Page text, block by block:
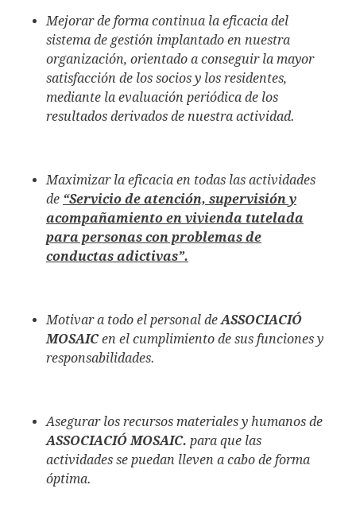
Mejorar de forma continua la eficacia del
sistema de gestión implantado en nuestra
organización, orientado a conseguir la mayor
satisfacción de los socios y los residentes,
mediante la evaluación periódica de los
resultados derivados de nuestra actividad.
Maximizar la eficacia en todas las actividades
de “Servicio de atención, supervisión y
acompañamiento en vivienda tutelada
para personas con problemas de
conductas adictivas”.
Motivar a todo el personal deASSOCIACIÓ
MOSAIC en el cumplimiento de sus funciones y
responsabilidades.
Asegurar los recursos materiales y humanos de
ASSOCIACIÓ MOSAIC. para que las
actividades se puedan lleven a cabo de forma
óptima.